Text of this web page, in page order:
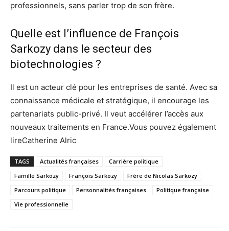
professionnels, sans parler trop de son frère.
Quelle est l’influence de François
Sarkozy dans le secteur des
biotechnologies ?
Il est un acteur clé pour les entreprises de santé. Avec sa
connaissance médicale et stratégique, il encourage les
partenariats public-privé. Il veut accélérer l’accès aux
nouveaux traitements en France.Vous pouvez également
lireCatherine Alric
TAGS Actualités françaises
Carrière politique
Famille Sarkozy
François Sarkozy
Frère de Nicolas Sarkozy
Parcours politique
Personnalités françaises
Politique française
Vie professionnelle